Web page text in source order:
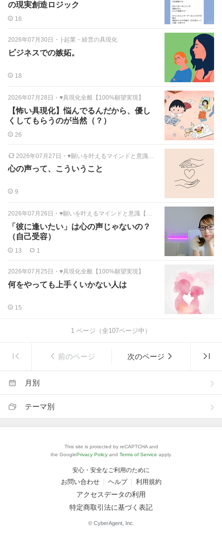
の現実創造ロジック
16
2026年07月30日 ・ ├起業・経営の具現化
ビジネスでの嫉妬。
18
2026年07月28日 ・ ♥具現化全般【100%願望実現】
【怖い具現化】悩んでるんだから、優し
くしてもらうのが当然（？）
26
2026年07月27日 ・ ♥願いを叶えるマインドと意識【全般】
心の声って、こういうこと
9
2026年07月26日 ・ ♥願いを叶えるマインドと意識【全般】
「彼に逢いたい」は心の声じゃないの？
（自己受容）
13 1
2026年07月25日 ・ ♥具現化全般【100%願望実現】
何をやっても上手くいかない人は
15
1 ページ（全107ページ中）
前のページ 次のページ
月別
テーマ別
This site is protected by reCAPTCHA and
the GooglePrivacy Policy and Terms of Service apply.
安心・安全なご利用のために
お問い合わせ ヘルプ 利用規約
アクセスデータの利用
特定商取引法に基づく表記
© CyberAgent, Inc.